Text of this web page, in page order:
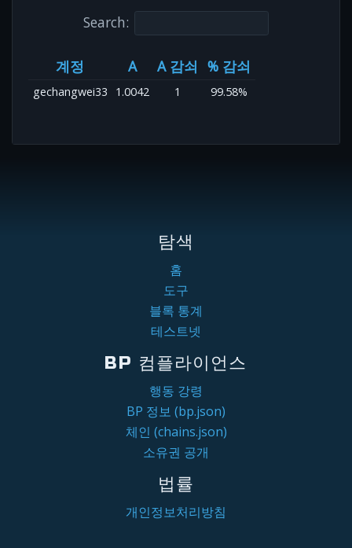
Search:
계정 A A 감쇠 % 감쇠
gechangwei33 1.0042 1 99.58%
탐색
홈
도구
블록 통계
테스트넷
BP 컴플라이언스
행동 강령
BP 정보 (bp.json)
체인 (chains.json)
소유권 공개
법률
개인정보처리방침